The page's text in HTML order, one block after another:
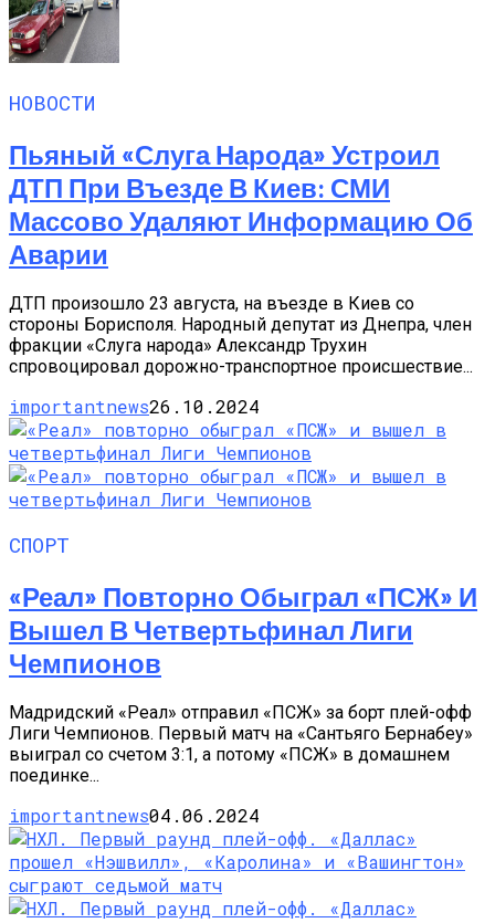
НОВОСТИ
Пьяный «слуга Народа» Устроил
ДТП При Въезде В Киев: СМИ
Массово Удаляют Информацию Об
Аварии
ДТП произошло 23 августа, на въезде в Киев со
стороны Борисполя. Народный депутат из Днепра, член
фракции «Слуга народа» Александр Трухин
спровоцировал дорожно-транспортное происшествие...
importantnews26.10.2024
СПОРТ
«Реал» Повторно Обыграл «ПСЖ» И
Вышел В Четвертьфинал Лиги
Чемпионов
Мадридский «Реал» отправил «ПСЖ» за борт плей-офф
Лиги Чемпионов. Первый матч на «Сантьяго Бернабеу»
выиграл со счетом 3:1, а потому «ПСЖ» в домашнем
поединке...
importantnews04.06.2024